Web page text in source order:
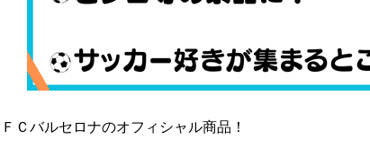
ＦＣバルセロナのオフィシャル商品！